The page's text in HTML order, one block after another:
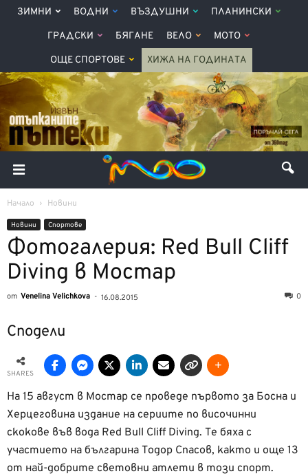
ЗИМНИ ВОДНИ ВЪЗДУШНИ ПЛАНИНСКИ
ГРАДСКИ БЯГАНЕ ВЕЛО МОТО
ОЩЕ СПОРТОВЕ ХИЖА НА ГОДИНАТА
Начало Новини
Новини Спортове
Фотогалерия: Red Bull Cliff
Diving в Мостар
от Venelina Velichkova - 16.08.2015 0
Сподели
SHARES
На 15 август в Мостар се проведе първото за Босна и
Херцеговина издание на сериите по височинни
скокове във вода Red Bull Cliff Diving. Те бяха с
участието на българина Тодор Спасов, както и още 13
от най-добрите световни атлети в този спорт.